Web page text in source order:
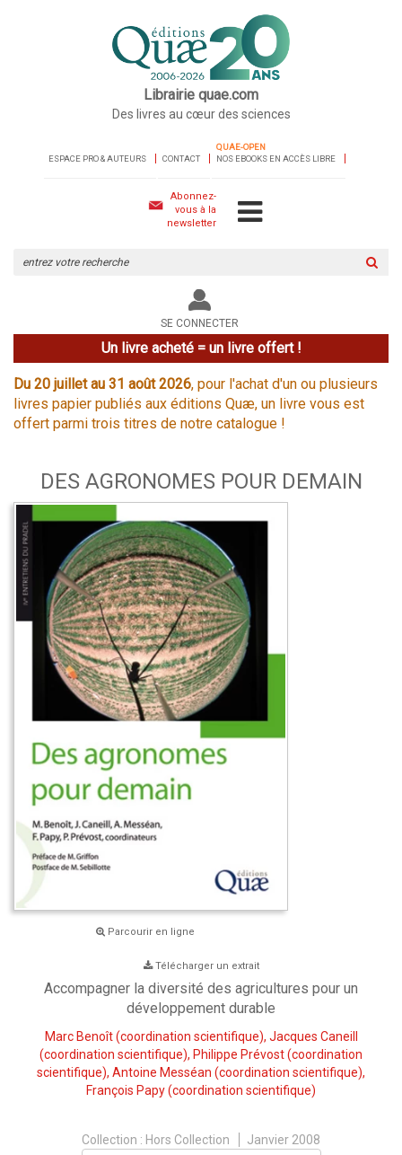
Librairie quae.com
Des livres au cœur des sciences
ESPACE PRO & AUTEURS CONTACT
QUAE-OPEN
NOS EBOOKS EN ACCÈS LIBRE
Abonnez-
vous à la
newsletter
le
site
SE CONNECTER
Un livre acheté = un livre offert !
Du 20 juillet au 31 août 2026, pour l'achat d'un ou plusieurs
livres papier publiés aux éditions Quæ, un livre vous est
offert parmi trois titres de notre catalogue !
DES AGRONOMES POUR DEMAIN
Parcourir en ligne
Télécharger un extrait
Accompagner la diversité des agricultures pour un
développement durable
Marc Benoît(coordination scientifique), Jacques Caneill
(coordination scientifique), Philippe Prévost(coordination
scientifique), Antoine Messéan (coordination scientifique),
François Papy(coordination scientifique)
Collection : Hors Collection
Janvier 2008